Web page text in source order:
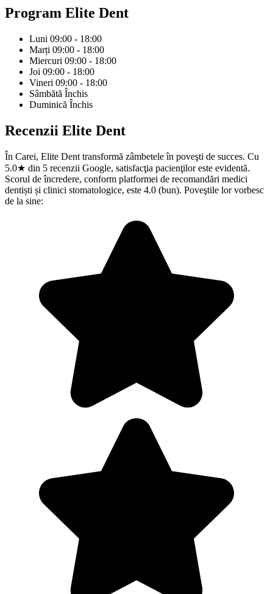
Program Elite Dent
Luni 09:00 - 18:00
Marți 09:00 - 18:00
Miercuri 09:00 - 18:00
Joi 09:00 - 18:00
Vineri 09:00 - 18:00
Sâmbătă Închis
Duminică Închis
Recenzii Elite Dent
În Carei, Elite Dent transformă zâmbetele în poveşti de succes. Cu
5.0★ din 5 recenzii Google, satisfacţia pacienţilor este evidentă.
Scorul de încredere, conform platformei de recomandări medici
dentiști și clinici stomatologice, este 4.0 (bun). Poveştile lor vorbesc
de la sine: